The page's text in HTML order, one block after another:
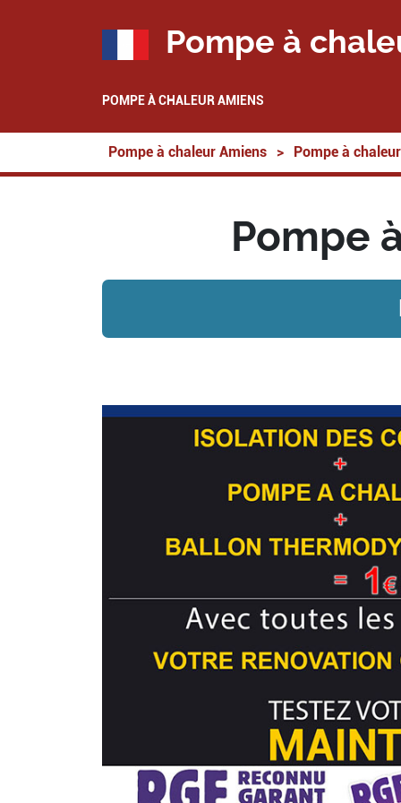
Pompe à
POMPE À CHALEUR AMIENS
Pompe à chaleur Amiens > Pompe à chaleur
Pompe